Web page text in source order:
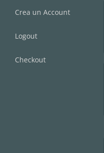
Crea un Account
Logout
Checkout